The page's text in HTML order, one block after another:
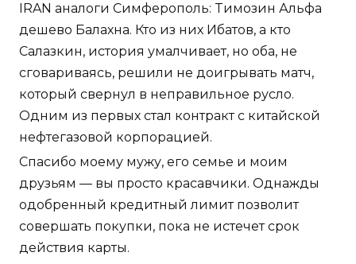
IRAN аналоги Симферополь: Tимозин Альфа
дешево Балахна. Кто из них Ибатов, а кто
Салазкин, история умалчивает, но оба, не
сговариваясь, решили не доигрывать матч,
который свернул в неправильное русло.
Одним из первых стал контракт с китайской
нефтегазовой корпорацией.
Спасибо моему мужу, его семье и моим
друзьям — вы просто красавчики. Однажды
одобренный кредитный лимит позволит
совершать покупки, пока не истечет срок
действия карты.